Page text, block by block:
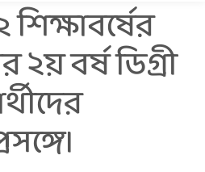
বর্ষ ডিগ্রী